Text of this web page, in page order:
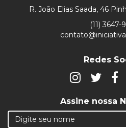
R. João Elias Saada, 46
(11) 3647-
Redes
Assine nossa